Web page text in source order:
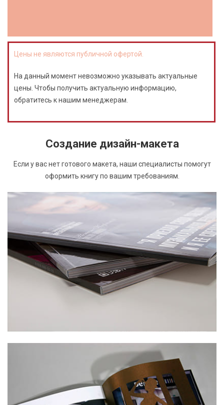
Цены не являются публичной офертой.
На данный момент невозможно указывать актуальные
цены. Чтобы получить актуальную информацию,
обратитесь к нашим менеджерам.
Создание дизайн-макета
Если у вас нет готового макета, наши специалисты помогут
оформить книгу по вашим требованиям.